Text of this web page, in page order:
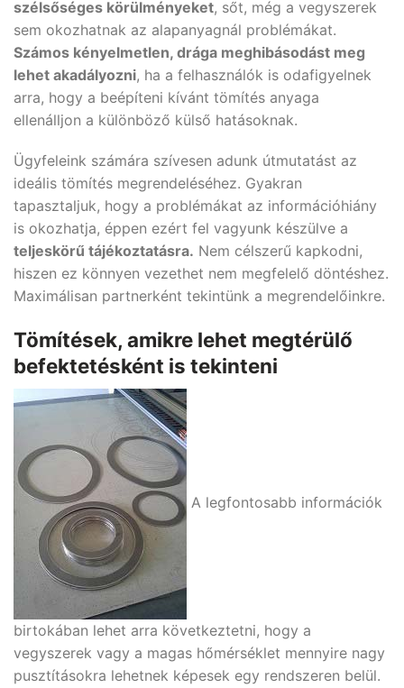
szélsőséges körülményeket, sőt, még a vegyszerek
sem okozhatnak az alapanyagnál problémákat.
Számos kényelmetlen, drága meghibásodást meg
lehet akadályozni, ha a felhasználók is odafigyelnek
arra, hogy a beépíteni kívánt tömítés anyaga
ellenálljon a különböző külső hatásoknak.
Ügyfeleink számára szívesen adunk útmutatást az
ideális tömítés megrendeléséhez. Gyakran
tapasztaljuk, hogy a problémákat az információhiány
is okozhatja, éppen ezért fel vagyunk készülve a
teljeskörű tájékoztatásra. Nem célszerű kapkodni,
hiszen ez könnyen vezethet nem megfelelő döntéshez.
Maximálisan partnerként tekintünk a megrendelőinkre.
Tömítések, amikre lehet megtérülő
befektetésként is tekinteni
A legfontosabb információk
birtokában lehet arra következtetni, hogy a
vegyszerek vagy a magas hőmérséklet mennyire nagy
pusztításokra lehetnek képesek egy rendszeren belül.